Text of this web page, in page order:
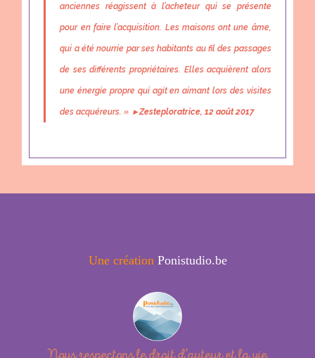
anciennes réagissent à l’acheteur qui se présente
pour en faire l’acquisition. Les maisons ont une âme,
qui a été nourrie par ses habitants au fil des passages
de ses différents propriétaires. Elles acquièrent alors
une énergie propre qui agit en aimant lors des visites
des acquéreurs. » ▸Zesteploratrice, 12 août 2017
Une création Ponistudio.be
Nous respectons le droit d’auteur et la vie